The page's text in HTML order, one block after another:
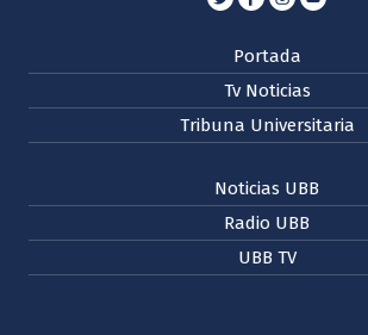
Portada
Tv Noticias
Tribuna Universitaria
Noticias UBB
Radio UBB
UBB TV